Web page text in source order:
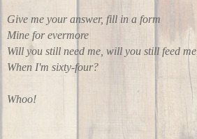
Give me your answer, fill in a form
Mine for evermore
Will you still need me, will you still feed me,
When I'm sixty-four?
Whoo!